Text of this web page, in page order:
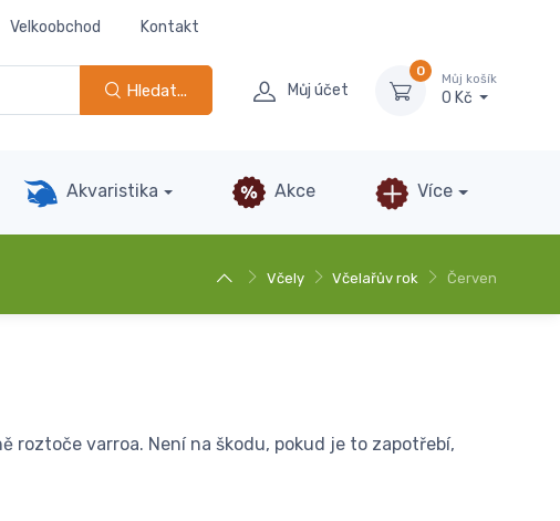
Velkoobchod Kontakt
Hledat... Můj účet
0
Můj košík
0 Kč
Akvaristika Akce Více
Včely Včelařův rok Červen
varroa. Není na škodu, pokud je to zapotřebí,